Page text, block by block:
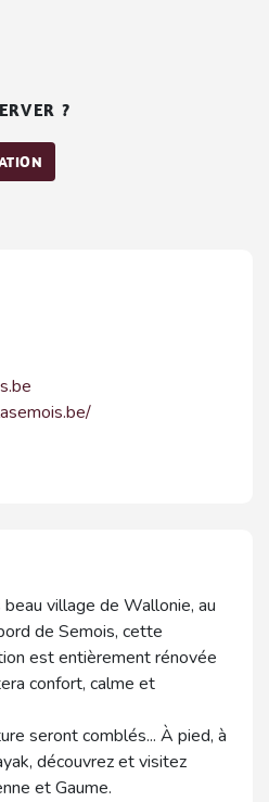
?
beau village de Wallonie, au
de Semois, cette
est entièrement rénovée
confort, calme et
seront comblés... À pied, à
découvrez et visitez
et Gaume.